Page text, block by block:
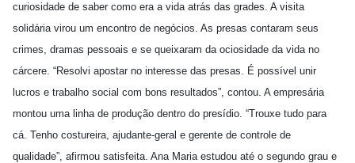
curiosidade de saber como era a vida atrás das grades. A visita
solidária virou um encontro de negócios. As presas contaram seus
crimes, dramas pessoais e se queixaram da ociosidade da vida no
cárcere. “Resolvi apostar no interesse das presas. É possível unir
lucros e trabalho social com bons resultados”, contou. A empresária
montou uma linha de produção dentro do presídio. “Trouxe tudo para
cá. Tenho costureira, ajudante-geral e gerente de controle de
qualidade”, afirmou satisfeita. Ana Maria estudou até o segundo grau e